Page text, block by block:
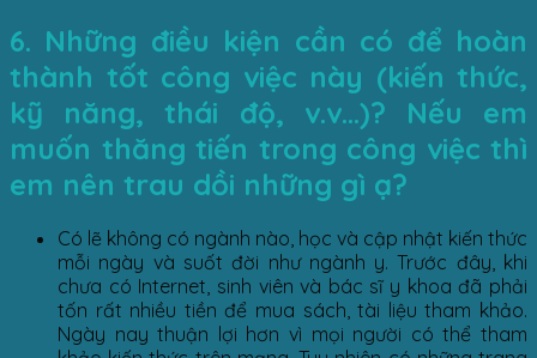
6. Những điều kiện cần có để hoàn
thành tốt công việc này (kiến thức,
kỹ năng, thái độ, v.v…)? Nếu em
muốn thăng tiến trong công việc thì
em nên trau dồi những gì ạ?
Có lẽ không có ngành nào, học và cập nhật kiến thức
mỗi ngày và suốt đời như ngành y. Trước đây, khi
chưa có Internet, sinh viên và bác sĩ y khoa đã phải
tốn rất nhiều tiền để mua sách, tài liệu tham khảo.
Ngày nay thuận lợi hơn vì mọi người có thể tham